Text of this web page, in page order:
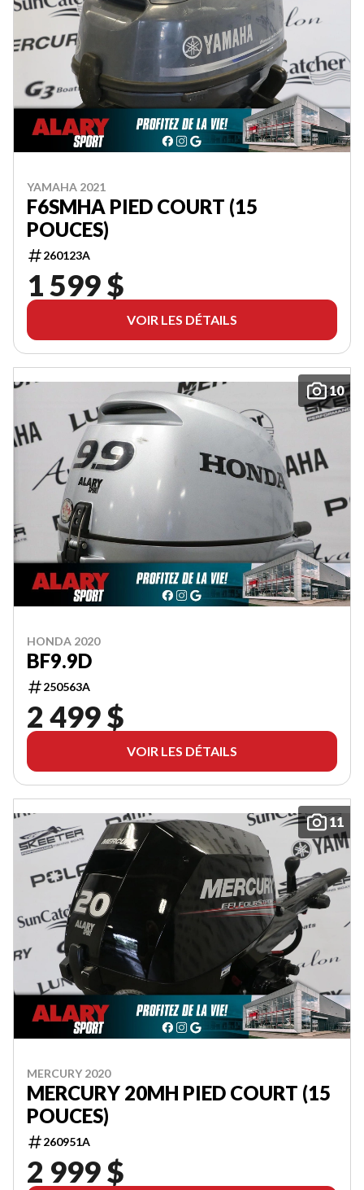
YAMAHA 2021
F6SMHA PIED COURT (15
POUCES)
260123A
1 599 $
VOIR LES DÉTAILS
10
HONDA 2020
BF9.9D
250563A
2 499 $
VOIR LES DÉTAILS
11
MERCURY 2020
MERCURY 20MH PIED COURT (15
POUCES)
260951A
2 999 $